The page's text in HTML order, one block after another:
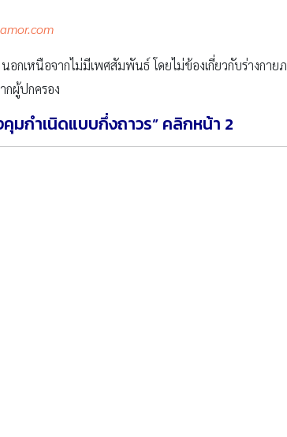
กเหนือจากไม่มีเพศสัมพันธ์ โดยไม่ข้องเกี่ยวกับร่างกาย
กผู้ปกครอง
มกำเนิดแบบกึ่งถาวร” คลิกหน้า 2